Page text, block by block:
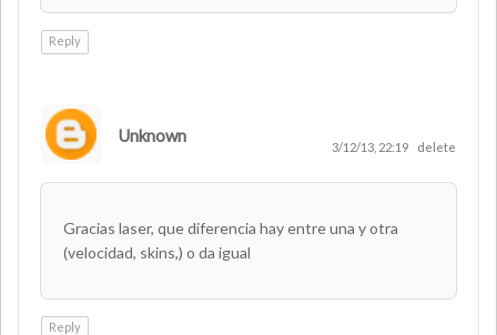
Reply
Unknown
3/12/13, 22:19 delete
Gracias laser, que diferencia hay entre una y otra
(velocidad, skins,) o da igual
Reply